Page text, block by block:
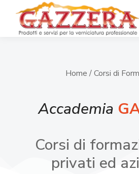
Home / Corsi di
Accademia
Corsi di
privati ed